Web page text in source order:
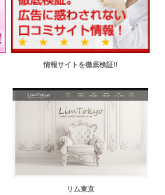
情報サイトを徹底検証!!
リム東京